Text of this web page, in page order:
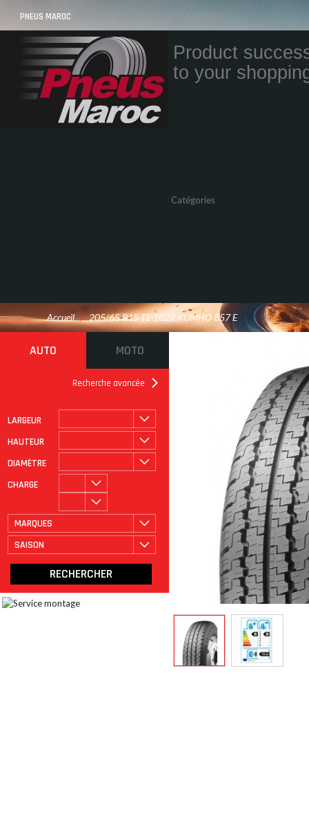
PNEUS MAROC VOS PNEUS AU MAROC LIVRÉS ET MONTÉS
Product
to your
Catégories
Accueil / 205/65 R15 TL 102R KUMHO 857 E
AUTO MOTO
Recherche avancée
LARGEUR
HAUTEUR
DIAMÈTRE
CHARGE
MARQUES
SAISON
ROULAGE À PLAT